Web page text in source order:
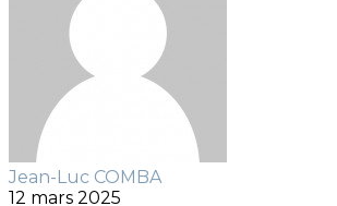
Jean-Luc COMBA
12 mars 2025